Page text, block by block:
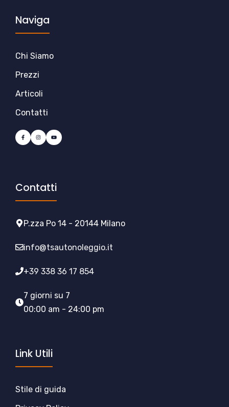
Naviga
Chi Siamo
Prezzi
Articoli
Contatti
Contatti
P.zza Po 14 - 20144 Milano
info@tsautonoleggio.it
+39 338 36 17 854
7 giorni su 7
00:00 am - 24:00 pm
Link Utili
Stile di guida